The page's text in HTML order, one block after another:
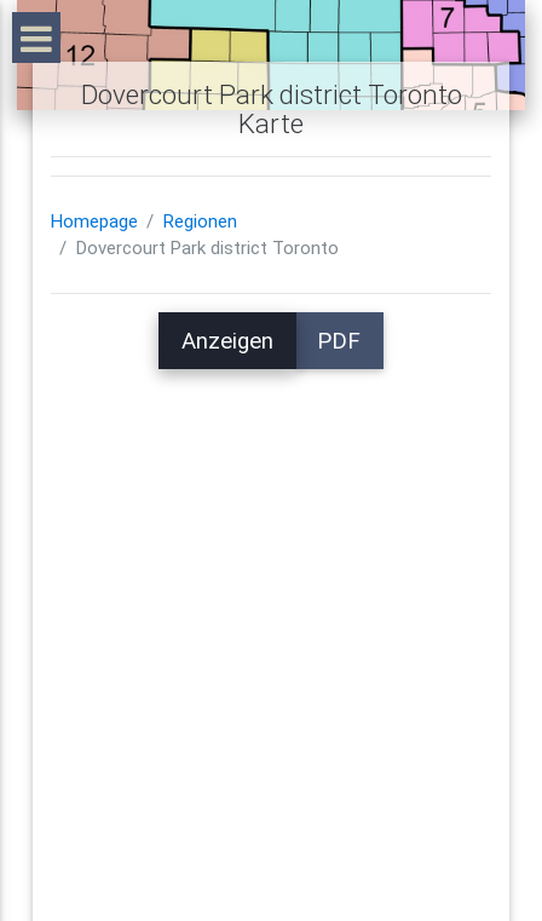
Dovercourt Park district Toronto
Karte
Homepage
Regionen
Dovercourt Park district Toronto
Anzeigen PDF